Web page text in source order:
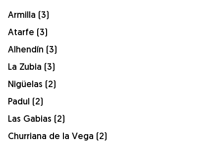
Armilla (3)
Atarfe (3)
Alhendín (3)
La Zubia (3)
Nigüelas (2)
Padul (2)
Las Gabias (2)
Churriana de la Vega (2)